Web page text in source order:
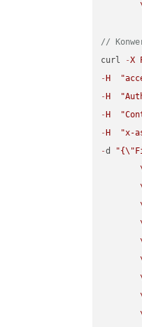
//
curl
-X
- H
- H
- H
- H
"x-
-d "{\"